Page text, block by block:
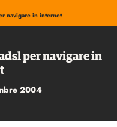
navigare in internet
per navigare in
2004